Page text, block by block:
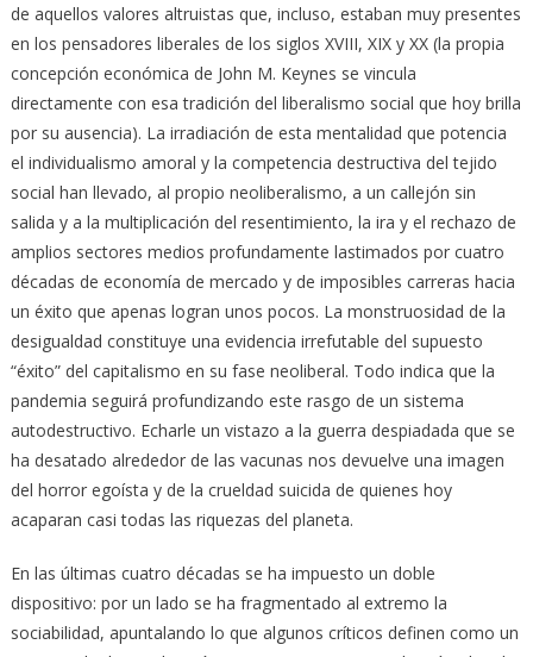
de aquellos valores altruistas que, incluso, estaban muy presentes
en los pensadores liberales de los siglos XVIII, XIX y XX (la propia
concepción económica de John M. Keynes se vincula
directamente con esa tradición del liberalismo social que hoy brilla
por su ausencia). La irradiación de esta mentalidad que potencia
el individualismo amoral y la competencia destructiva del tejido
social han llevado, al propio neoliberalismo, a un callejón sin
salida y a la multiplicación del resentimiento, la ira y el rechazo de
amplios sectores medios profundamente lastimados por cuatro
décadas de economía de mercado y de imposibles carreras hacia
un éxito que apenas logran unos pocos. La monstruosidad de la
desigualdad constituye una evidencia irrefutable del supuesto
“éxito” del capitalismo en su fase neoliberal. Todo indica que la
pandemia seguirá profundizando este rasgo de un sistema
autodestructivo. Echarle un vistazo a la guerra despiadada que se
ha desatado alrededor de las vacunas nos devuelve una imagen
del horror egoísta y de la crueldad suicida de quienes hoy
acaparan casi todas las riquezas del planeta.
En las últimas cuatro décadas se ha impuesto un doble
dispositivo: por un lado se ha fragmentado al extremo la
sociabilidad, apuntalando lo que algunos críticos definen como un